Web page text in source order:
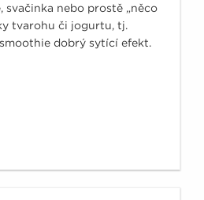
svačinka nebo prostě „něco
tvarohu či jogurtu, tj.
dobrý sytící efekt.